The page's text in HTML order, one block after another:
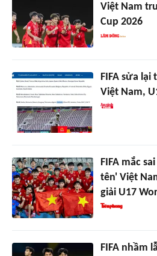
Việt Nam
Cup 2026
FIFA sửa lại
Việt Nam,
FIFA mắc
tên' Việt
giải U17
FIFA nhầm